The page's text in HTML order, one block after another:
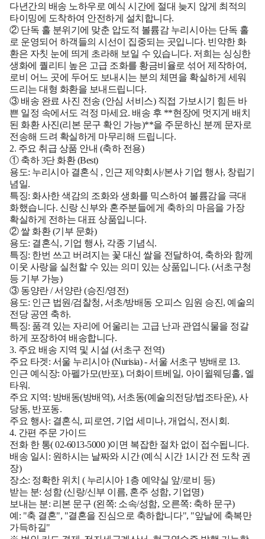
다년간의 배송 노하우로 예식 시간에 절대 늦지 않게 최적의
타이밍에 도착하여 안전하게 설치합니다.
② 단독 홀 분위기에 맞춘 압도적 볼륨감 누리시아는 단독 홀
로 운영되어 하객들의 시선이 집중되는 곳입니다. 빈약한 화
환은 자칫 눈에 띄게 초라해 보일 수 있습니다. 저희는 싱싱한
생화에 퀄리티 높은 고급 조화를 황금비율로 섞어 제작하여,
로비 어느 곳에 두어도 보내시는 분의 체면을 확실하게 세워
드리는 대형 화환을 보내드립니다.
③ 배송 완료 사진 전송 (안심 서비스) 직접 가보시기 힘든 바
쁜 일정 속에서도 걱정 마세요. 배송 후 **현장에 멋지게 배치
된 화환 사진(리본 문구 확인 가능)**을 주문하신 분께 문자로
전송해 드려 확실하게 마무리해 드립니다.
2. 주요 취급 상품 안내 (축하 전용)
① 축하 3단 화환 (Best)
용도: 누리시아 결혼식 , 인근 제약회사/본사 기업 행사, 창립기
념일.
특징: 화사한 색감의 조화와 생화를 믹스하여 볼륨감을 극대
화했습니다. 신랑 신부와 혼주분들에게 축하의 마음을 가장
확실하게 전하는 대표 상품입니다.
② 쌀 화환 (기부 문화)
용도: 결혼식, 기업 행사, 각종 기념식.
특징: 한번 쓰고 버려지는 꽃 대신 쌀을 전달하여, 축하와 함께
이웃 사랑을 실천할 수 있는 의미 있는 상품입니다. (서초구청
등 기부 가능)
③ 동양란 / 서양란 (승진/영전)
용도: 인근 법원/검찰청, 서초/방배동 오피스 임원 승진, 예술의
전당 공연 축하.
특징: 품격 있는 자리에 어울리는 고급 난과 관엽식물을 정갈
하게 포장하여 배송합니다.
3. 주요 배송 지역 및 시설 (서초구 전역)
주요 타겟: 서울 누리시아 (Nurisia)- 서울 서초구 방배로 13.
인근 예식장: 아펠가모(반포), 더화이트베일, 아이윌웨딩홀, 엘
타워.
주요 지역: 방배동(방배역), 서초동(예술의전당/법조타운), 사
당동, 반포동.
주요 행사: 결혼식, 피로연, 기업 세미나, 개업식, 전시회.
4. 간편 주문 가이드
전화 한 통(02-6013-5000)이면 복잡한 절차 없이 접수됩니다.
배송 일시: 원하시는 날짜와 시간 (예식 시간 1시간 전 도착 권
장)
장소: 정확한 위치 ( 누리시아 1층 예약실 앞/로비 등)
받는 분: 성함 (신랑/신부 이름, 혼주 성함, 기업명)
보내는 분: 리본 문구 (왼쪽: 소속/성함, 오른쪽: 축하 문구)
예: "축 결혼", "결혼을 진심으로 축하합니다", "앞날에 축복만
가득하길"